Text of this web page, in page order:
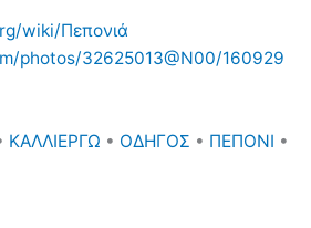
wiki/Πεπονιά
photos/32625013@N00/160929
ΚΑΛΛΙΕΡΓΩ • ΟΔΗΓΟΣ • ΠΕΠΟΝΙ •